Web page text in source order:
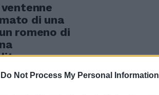
Do Not Process My Personal Information
ventenne
di una
romeno di
una
violentato.